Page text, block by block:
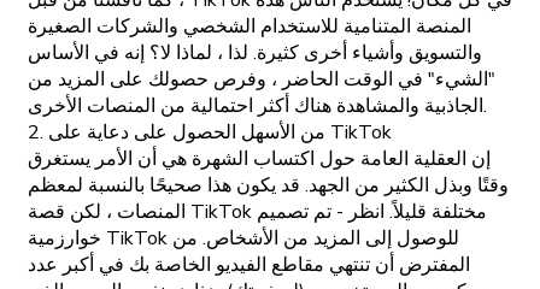
المنصة المتنامية للاستخدام الشخصي والشركات الصغيرة
والتسويق وأشياء أخرى كثيرة. لذا ، لماذا لا؟ إنه في الأساس
"الشيء" في الوقت الحاضر ، وفرص حصولك على المزيد من
الجاذبية والمشاهدة هناك أكثر احتمالية من المنصات الأخرى.
2. من الأسهل الحصول على دعاية على TikTok
إن العقلية العامة حول اكتساب الشهرة هي أن الأمر يستغرق
وقتًا وبذل الكثير من الجهد. قد يكون هذا صحيحًا بالنسبة لمعظم
المنصات ، لكن قصة TikTok مختلفة قليلاً. انظر - تم تصميم
خوارزمية TikTok للوصول إلى المزيد من الأشخاص. من
المفترض أن تنتهي مقاطع الفيديو الخاصة بك في أكبر عدد